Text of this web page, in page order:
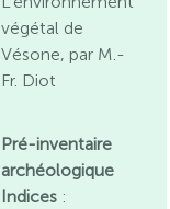
végétal de
Vésone, par M.-
Fr. Diot
Pré-inventaire
archéologique
Indices :